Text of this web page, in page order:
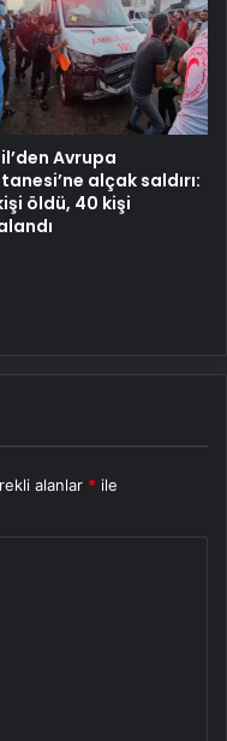
Avrupa
alçak saldırı:
öldü, 40 kişi
alanlar * ile